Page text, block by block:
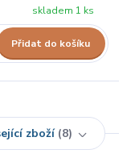
skladem 1 ks
Přidat do košíku
zboží 8